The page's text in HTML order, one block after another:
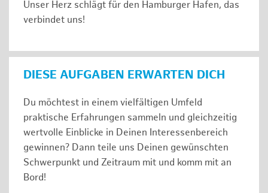
Unser Herz schlägt für den Hamburger Hafen, das
verbindet uns!
DIESE AUFGABEN ERWARTEN DICH
Du möchtest in einem vielfältigen Umfeld
praktische Erfahrungen sammeln und gleichzeitig
wertvolle Einblicke in Deinen Interessenbereich
gewinnen? Dann teile uns Deinen gewünschten
Schwerpunkt und Zeitraum mit und komm mit an
Bord!